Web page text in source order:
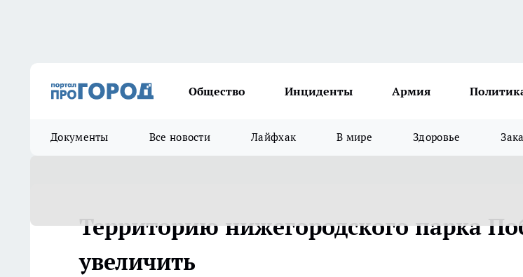
Общество Инциденты Армия
Документы Все новости Лайфхак В мире Здоровье
Территорию нижегородского парка
увеличить